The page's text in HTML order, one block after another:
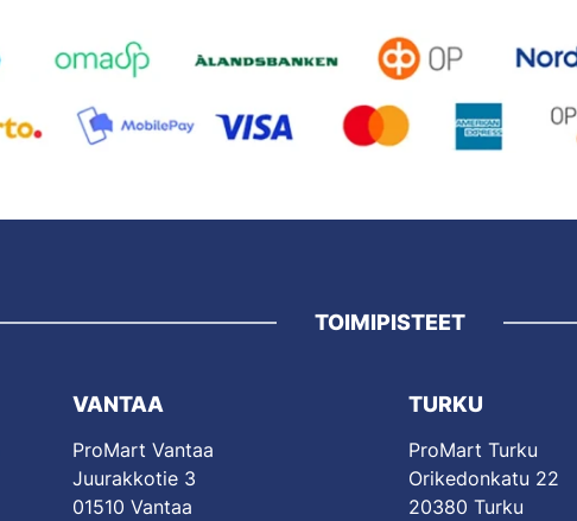
TOIMIPISTEET
VANTAA
ProMart Vantaa
Juurakkotie 3
01510 Vantaa
TURKU
ProMart Turku
Orikedonkatu 22
20380 Turku